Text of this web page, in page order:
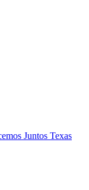
Juntos Texas